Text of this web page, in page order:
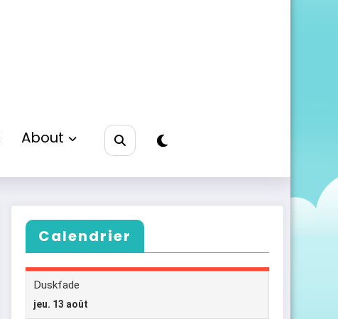
About
Calendrier